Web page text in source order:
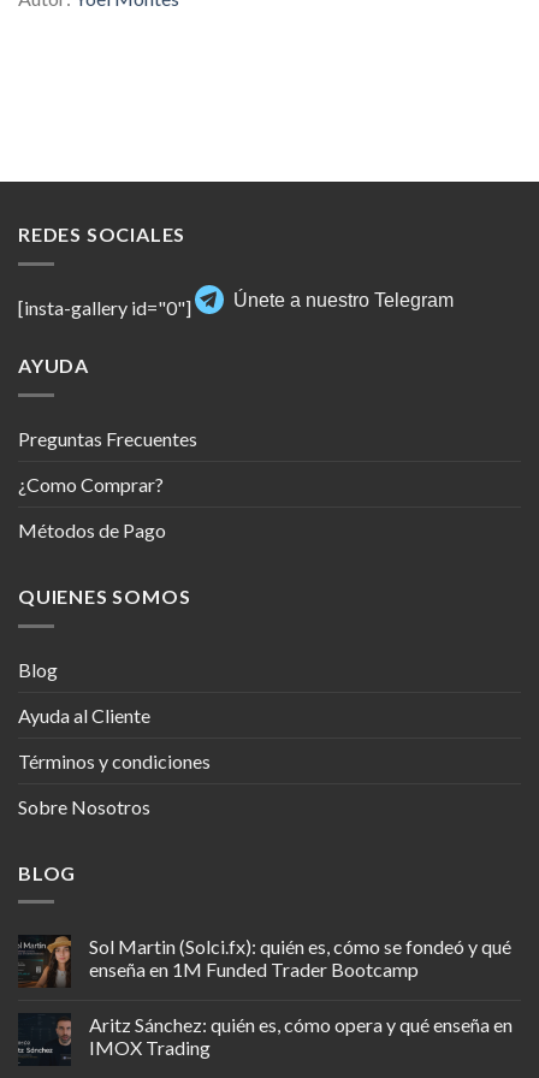
REDES SOCIALES
[insta-gallery id="0"] Únete a nuestro Telegram
AYUDA
Preguntas Frecuentes
¿Como Comprar?
Métodos de Pago
QUIENES SOMOS
Blog
Ayuda al Cliente
Términos y condiciones
Sobre Nosotros
BLOG
Sol Martin (Solci.fx): quién es, cómo se fondeó y qué
enseña en 1M Funded Trader Bootcamp
Aritz Sánchez: quién es, cómo opera y qué enseña en
IMOX Trading